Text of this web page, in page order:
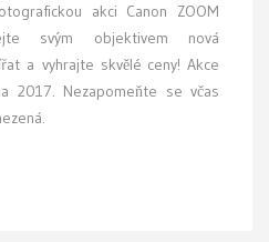
akci Canon ZOOM
svým objektivem nová
a vyhrajte skvělé ceny! Akce
2017. Nezapomeňte se včas